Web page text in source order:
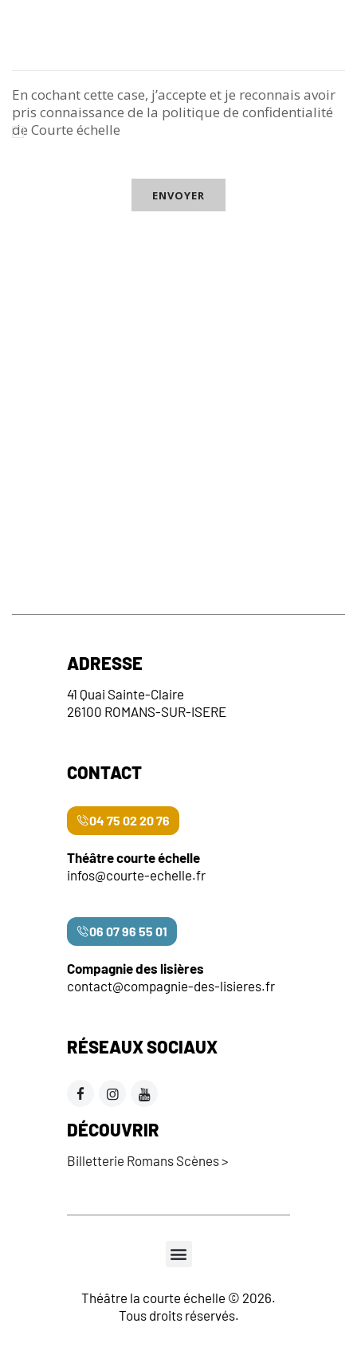
En cochant cette case, j’accepte et je reconnais avoir
pris connaissance de la politique de confidentialité
de Courte échelle
ADRESSE
41 Quai Sainte-Claire
26100 ROMANS-SUR-ISERE
CONTACT
04 75 02 20 76
Théâtre courte échelle
infos@courte-echelle.fr
06 07 96 55 01
Compagnie des lisières
contact@compagnie-des-lisieres.fr
RÉSEAUX SOCIAUX
DÉCOUVRIR
Billetterie Romans Scènes >
Théâtre la courte échelle © 2026.
Tous droits réservés.